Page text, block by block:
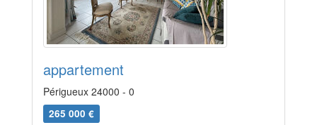
appartement
Périgueux 24000 - 0
265 000 €